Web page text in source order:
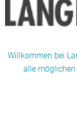
Willkommen bei
alle